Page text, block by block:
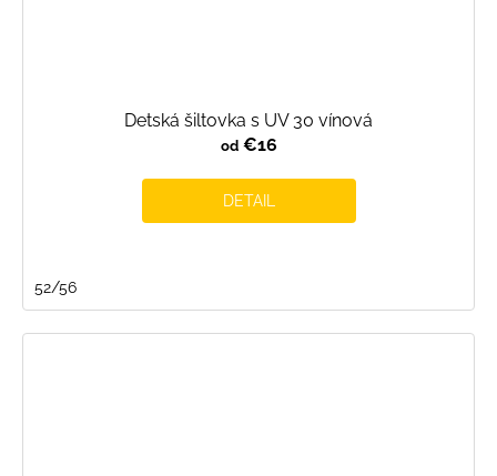
Detská šiltovka s UV 30 vínová
od€16
DETAIL
52/56